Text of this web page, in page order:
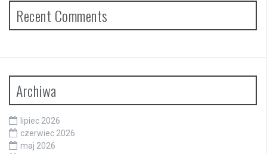
Recent Comments
Archiwa
lipiec 2026
czerwiec 2026
maj 2026